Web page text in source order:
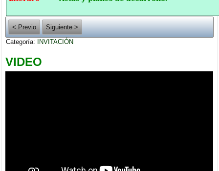
< Previo
Siguiente >
Categoría:
INVITACIÓN
VIDEO